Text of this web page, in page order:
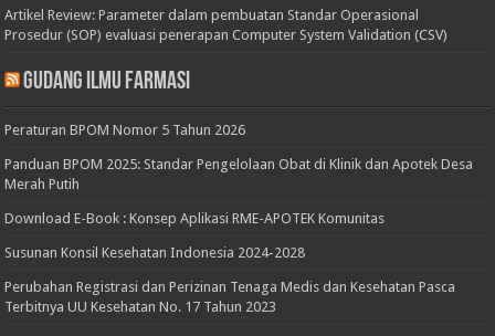
Artikel Review: Parameter dalam pembuatan Standar Operasional
Prosedur (SOP) evaluasi penerapan Computer System Validation (CSV)
Gudang Ilmu Farmasi
Peraturan BPOM Nomor 5 Tahun 2026
Panduan BPOM 2025: Standar Pengelolaan Obat di Klinik dan Apotek Desa
Merah Putih
Download E-Book : Konsep Aplikasi RME-APOTEK Komunitas
Susunan Konsil Kesehatan Indonesia 2024-2028
Perubahan Registrasi dan Perizinan Tenaga Medis dan Kesehatan Pasca
Terbitnya UU Kesehatan No. 17 Tahun 2023